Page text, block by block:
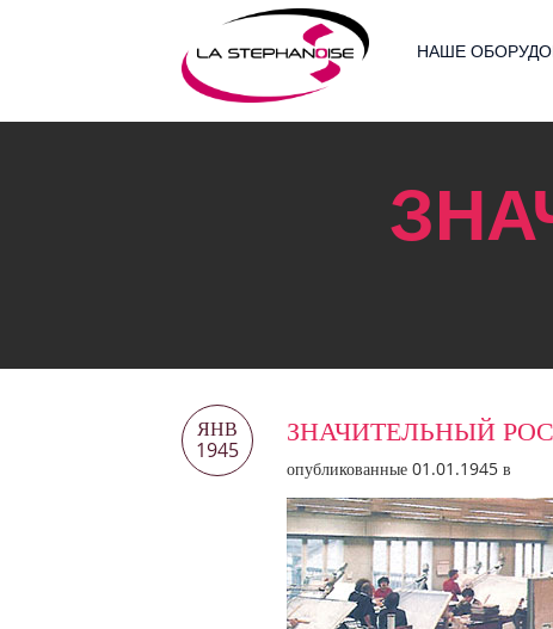
НАШЕ
ЯНВ
1945
ЗНАЧИТЕЛЬНЫЙ
опубликованные 01.01.1945 в